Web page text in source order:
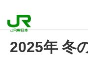
2025年 冬